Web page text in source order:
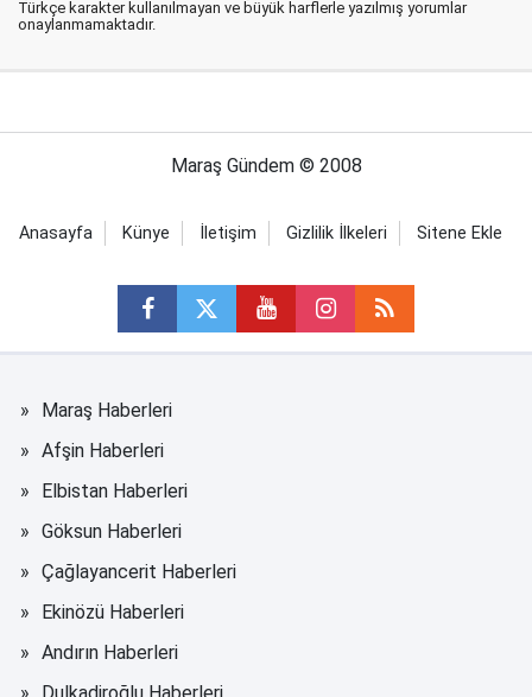
Türkçe karakter kullanılmayan ve büyük harflerle yazılmış yorumlar
onaylanmamaktadır.
Maraş Gündem © 2008
Anasayfa Künye İletişim Gizlilik İlkeleri Sitene Ekle
Maraş Haberleri
Afşin Haberleri
Elbistan Haberleri
Göksun Haberleri
Çağlayancerit Haberleri
Ekinözü Haberleri
Andırın Haberleri